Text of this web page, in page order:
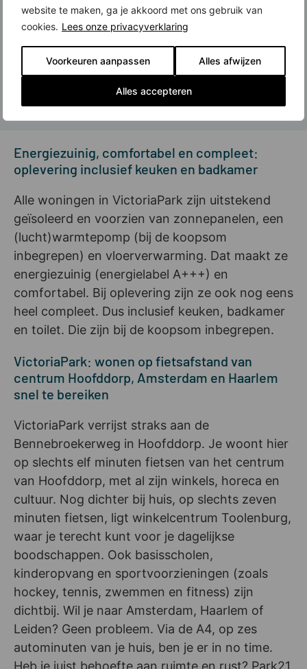
website te maken, ga je akkoord met ons gebruik van
cookies. Lees onze privacyverklaring
Voorkeuren aanpassen Alles afwijzen
Alles accepteren
slaapkamer en badkamer beneden. Dan ben je
pas echt op de toekomst voorbereid. Maar er is
ook een variant met woonkamer met keuken
beneden en twee slaapkamers en de badkamer
Energiezuinig, comfortabel en compleet:
oplevering inclusief keuken en badkamer
Alle woningen in VictoriaPark zijn uitstekend
geïsoleerd en voorzien van zonnepanelen, een
(lucht)warmtepomp (bij de koopsom
inbegrepen) en vloerverwarming. Dat maakt ze
energiezuinig (energielabel A+++) en
comfortabel. Bij oplevering zijn ze ook nog eens
heel compleet. Dus inclusief keuken, badkamer
en toilet. Die zijn bij de koopsom inbegrepen.
VictoriaPark: wonen op fietsafstand van
centrum Hoofddorp, Amsterdam en Haarlem
snel te bereiken
VictoriaPark verrijst straks aan de
Bennebroekerweg in Hoofddorp. Je woont hier
op slechts elf minuten fietsen van het centrum
van Hoofddorp, met al zijn winkels, horeca en
cultuur. Nog dichter bij huis, op slechts zeven
minuten fietsen, ligt winkelcentrum Toolenburg,
waar je terecht kunt voor je dagelijkse
boodschappen. Ook basisscholen,
kinderopvang en sportvoorzieningen (zoals
hockey, tennis, zwemmen en fitness) zijn
dichtbij. Wil je naar Amsterdam, Haarlem of
Leiden? Geen probleem. Via de A4, op zes
autominuten van je huis, ben je er in no time.
Heb je juist behoefte aan ruimte en rust? Park21